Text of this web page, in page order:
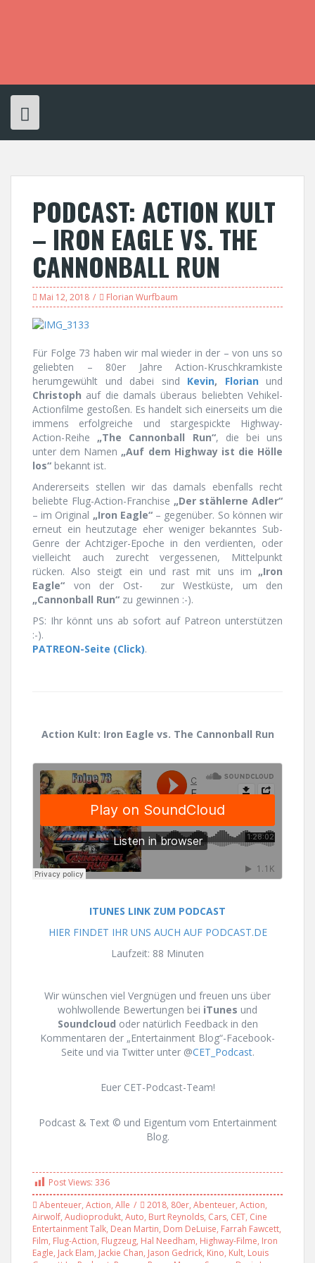
PODCAST: ACTION KULT
– IRON EAGLE VS. THE
CANNONBALL RUN
Mai 12, 2018 Florian Wurfbaum
Für Folge 73 haben wir mal wieder in der – von uns so
geliebten – 80er Jahre Action-Kruschkramkiste
herumgewühlt und dabei sind Kevin, Florianund
Christoph auf die damals überaus beliebten Vehikel-
Actionfilme gestoßen. Es handelt sich einerseits um die
immens erfolgreiche und stargespickte Highway-
Action-Reihe „The Cannonball Run“, die bei uns
unter dem Namen „Auf dem Highway ist die Hölle
los“ bekannt ist.
Andererseits stellen wir das damals ebenfalls recht
beliebte Flug-Action-Franchise „Der stählerne Adler“
– im Original „Iron Eagle“– gegenüber. So können wir
erneut ein heutzutage eher weniger bekanntes Sub-
Genre der Achtziger-Epoche in den verdienten, oder
vielleicht auch zurecht vergessenen, Mittelpunkt
rücken. Also steigt ein und rast mit uns im „Iron
Eagle“ von der Ost- zur Westküste, um den
„Cannonball Run“ zu gewinnen :-).
PS: Ihr könnt uns ab sofort auf Patreon unterstützen
:-).
PATREON-Seite (Click).
Action Kult: Iron Eagle vs. The Cannonball Run
ITUNES LINK ZUM PODCAST
HIER FINDET IHR UNS AUCH AUF PODCAST.DE
Laufzeit: 88 Minuten
Wir wünschen viel Vergnügen und freuen uns über
wohlwollende Bewertungen bei iTunes und
Soundcloud oder natürlich Feedback in den
Kommentaren der „Entertainment Blog“-Facebook-
Seite und via Twitter unter @CET_Podcast.
Euer CET-Podcast-Team!
Podcast & Text © und Eigentum vom Entertainment
Blog.
Post Views: 336
Abenteuer, Action, Alle 2018, 80er, Abenteuer, Action,
Airwolf, Audioprodukt, Auto, Burt Reynolds, Cars, CET, Cine
Entertainment Talk, Dean Martin, Dom DeLuise, Farrah Fawcett,
Film, Flug-Action, Flugzeug, Hal Needham, Highway-Filme, Iron
Eagle, Jack Elam, Jackie Chan, Jason Gedrick, Kino, Kult, Louis